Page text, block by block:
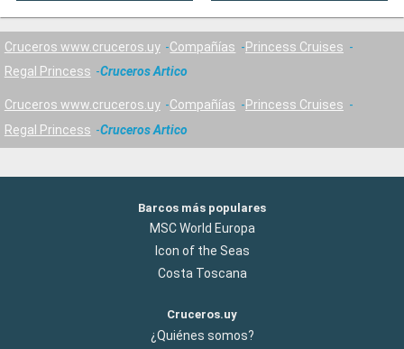
Cruceros www.cruceros.uy Compañías
Princess Cruises
Regal Princess
Cruceros Artico
Cruceros www.cruceros.uy Compañías
Princess Cruises
Regal Princess
Cruceros Artico
Barcos más populares
MSC World Europa
Icon of the Seas
Costa Toscana
Cruceros.uy
¿Quiénes somos?